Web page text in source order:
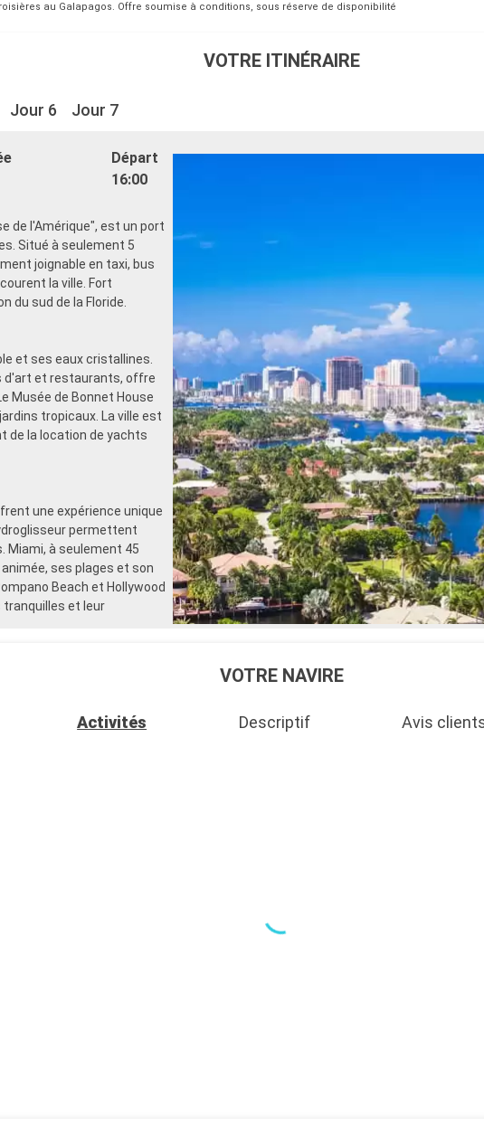
au Galapagos. Offre soumise à conditions, sous réserve de disponibilité
VOTRE ITINÉRAIRE
Jour 6 Jour 7
Départ
16:00
de l'Amérique", est un port
Situé à seulement 5
joignable en taxi, bus
la ville. Fort
du sud de la Floride.
et ses eaux cristallines.
d'art et restaurants, offre
Musée de Bonnet House
tropicaux. La ville est
de la location de yachts
une expérience unique
permettent
Miami, à seulement 45
ses plages et son
Beach et Hollywood
tranquilles et leur
VOTRE NAVIRE
Activités Descriptif Avis